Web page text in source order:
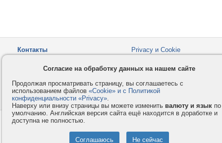
Контакты
Privacy и Cookie
Как оплатить
Форумы
© 2008-2026VMESTE.EU
Согласие на обработку данных на нашем сайте
Продолжая просматривать страницу, вы соглашаетесь с
использованием файлов «Cookie» и с Политикой
конфиденциальности «Privacy».
Наверху или внизу страницы вы можете изменить валюту и язык по
умолчанию. Английская версия сайта ещё находится в доработке и
доступна не полностью.